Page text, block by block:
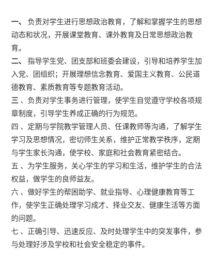
一、
负责对学生进行思想政治教育，了解和掌握学生的思想
动态和状况，开展课堂教育、课外教育及日常思想政治教
育。
二、
指导学生党、团支部和班委会建设，引导和培养学生加
入党、团组织；开展理想信念教育、爱国主义教育、公民道
德教育、素质教育等专题教育活动。
三 、负责对学生事务进行管理，使学生自觉遵守学校各项规
章制度，引导学生养成正确的行为规范。
四 、定期与学院教学管理人员、任课教师等沟通，了解学生
学习及思想情况，密切师生关系，维护正常教学秩序，定期
与学生家长沟通，使学校、家庭和社会教育紧密结合。
五 、为学生服务，关心学生的学习和生活，维护学生的合法
权益，做学生的良师益友。
六 、做好学生的帮困助学、就业指导、心理健康教育等工
作，使学生正确处理学习成才、择业交友、健康生活等方面
的问题。
七 、正确引导、迅速反应、及时处理学生中的突发事件，参
与处理好涉及学校和社会安全稳定的事件。